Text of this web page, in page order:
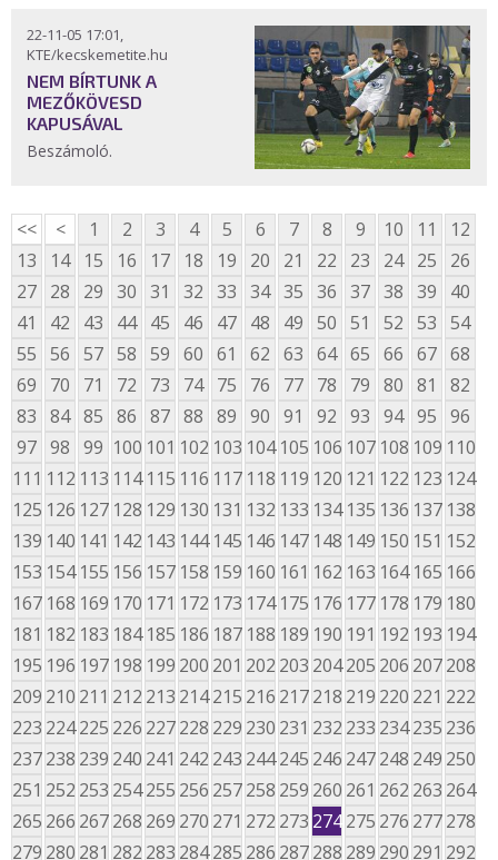
22-11-05 17:01,
KTE/kecskemetite.hu
NEM BÍRTUNK A
MEZŐKÖVESD
KAPUSÁVAL
Beszámoló.
<< < 1 2 3 4 5 6 7 8 9 10 11
12
13
14 15 16 17 18 19 20 21 22 23 24 25
26
27 28 29 30 31 32 33 34 35 36 37 38 39
40
41
42 43 44 45 46 47 48 49 50 51 52 53 54
55 56 57 58 59 60 61 62 63 64 65 66 67 68
69
70 71 72 73 74 75 76 77 78 79 80 81
82
83 84 85 86 87 88 89 90 91 92 93 94 95 96
97 98 99 100 101 102 103 104 105 106 107 108 109 110
111 112 113 114 115 116 117 118 119 120 121 122 123 124
125 126 127 128 129 130 131 132 133 134 135 136 137 138
139 140 141 142 143 144 145 146 147 148 149 150 151 152
153 154 155 156 157 158 159 160 161 162 163 164 165 166
167 168 169 170 171 172 173 174 175 176 177 178 179 180
181 182 183 184 185 186 187 188 189 190 191 192 193 194
195 196 197 198 199 200 201 202 203 204205 206 207208
209 210 211 212 213 214215 216 217218 219 220 221 222
223 224225 226 227228 229 230 231 232 233 234235 236
237238 239 240 241 242 243 244245 246 247248 249 250
251 252 253 254255 256 257258 259 260 261 262 263 264
265 266 267268 269 270 271 272 273 274275 276 277278
279 280 281 282 283 284285 286 287288 289 290 291 292